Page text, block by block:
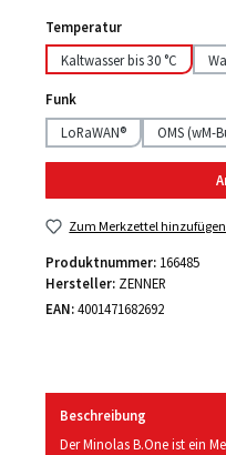
Temperatur
Kaltwasser bis 30 °C
Funk
LoRaWAN®
OMS (wM-
Zum Merkzettel hinzufügen
Produktnummer: 166485
Hersteller: ZENNER
EAN:4001471682692
Beschreibung
Der Minolas B.One ist ein